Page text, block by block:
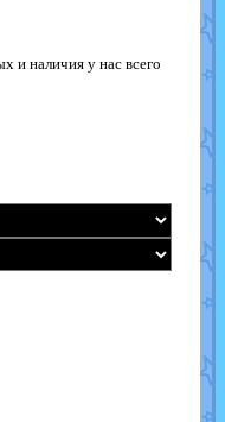
и наличия у нас всего